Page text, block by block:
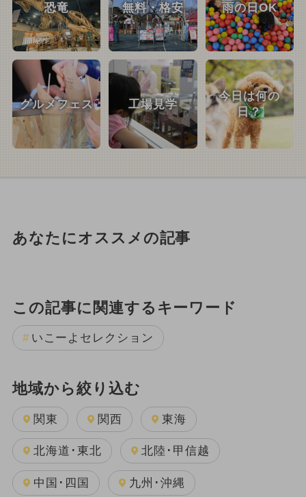
恐竜 無料・格安 雨の日OK
グルメフェス 工場見学
今日は何の
日？
あなたにオススメの記事
この記事に関連するキーワード
いこーよセレクション
地域から絞り込む
関東 関西 東海
北海道･東北 北陸･甲信越
中国･四国 九州･沖縄